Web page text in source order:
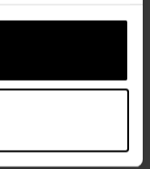
enkelt å